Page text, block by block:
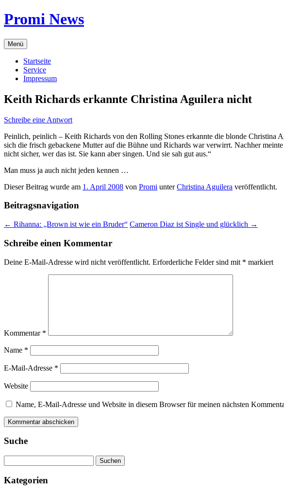
Zum
Inhalt
Promi News
Menü
Startseite
Service
Impressum
Keith Richards erkannte Christina Aguilera nicht
Schreibe eine Antwort
Peinlich, peinlich – Keith Richards von den Rolling Stones erkannte die blonde Christina
sich die frisch gebackene Mutter auf die Bühne und Richards war verwirrt. Nachher
nicht sicher, wer das ist. Sie kann aber singen. Und sie sah gut aus.“
Man muss ja auch nicht jeden kennen …
Dieser Beitrag wurde am 1. April 2008 von Promi unterChristina Aguilera veröffentlicht.
Beitragsnavigation
← Rihanna: „Brown ist wie ein Bruder“ Cameron Diaz ist Single und glücklich →
Schreibe einen Kommentar
Deine E-Mail-Adresse wird nicht veröffentlicht. Erforderliche Felder sind mit * markiert
Kommentar *
Name *
E-Mail-Adresse *
Website
Name, E-Mail-Adresse und Website in diesem Browser für meinen nächsten
Suche
nach:
Kategorien